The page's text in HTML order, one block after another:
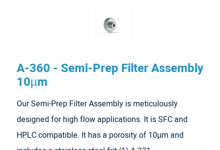
A-360 - Semi-Prep Filter Assembly
10µm
Our Semi-Prep Filter Assembly is meticulously
designed for high flow applications. It is SFC and
HPLC compatible. It has a porosity of 10µm and